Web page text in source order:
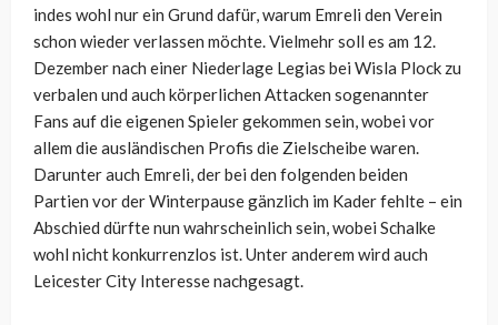
indes wohl nur ein Grund dafür, warum Emreli den Verein
schon wieder verlassen möchte. Vielmehr soll es am 12.
Dezember nach einer Niederlage Legias bei Wisla Plock zu
verbalen und auch körperlichen Attacken sogenannter
Fans auf die eigenen Spieler gekommen sein, wobei vor
allem die ausländischen Profis die Zielscheibe waren.
Darunter auch Emreli, der bei den folgenden beiden
Partien vor der Winterpause gänzlich im Kader fehlte – ein
Abschied dürfte nun wahrscheinlich sein, wobei Schalke
wohl nicht konkurrenzlos ist. Unter anderem wird auch
Leicester City Interesse nachgesagt.